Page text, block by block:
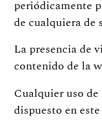
periódicamente
de cualquiera de
La presencia de
contenido de la
Cualquier uso
dispuesto en